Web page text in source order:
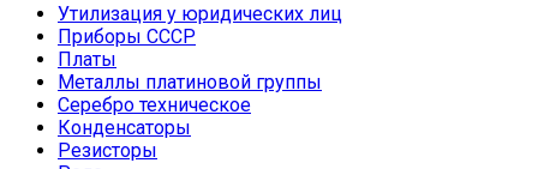
Утилизация у юридических лиц
Приборы СССР
Платы
Металлы платиновой группы
Серебро техническое
Конденсаторы
Резисторы